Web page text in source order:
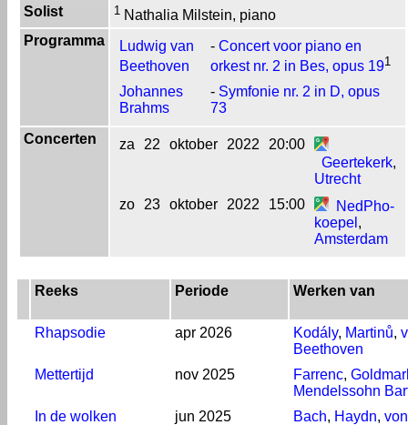
Solist
1 Nathalia Milstein, piano
Programma
Ludwig van
Beethoven
- Concert voor piano en
orkest nr. 2 in Bes, opus 191
Johannes
Brahms
- Symfonie nr. 2 in D, opus
73
Concerten
za 22 oktober 2022
20:00
Geertekerk,
Utrecht
zo
23 oktober 2022 15:00
NedPho-
koepel ,
Amsterdam
Reeks Periode Werken van
Rhapsodie apr 2026 Kodály, Martinů,
Beethoven
Mettertijd
nov 2025 Farrenc,
Mendelssohn
In de wolken
jun 2025 Bach, Haydn,